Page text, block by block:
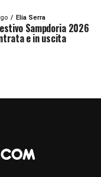
Elia Serra
Sampdoria 2026
e in uscita